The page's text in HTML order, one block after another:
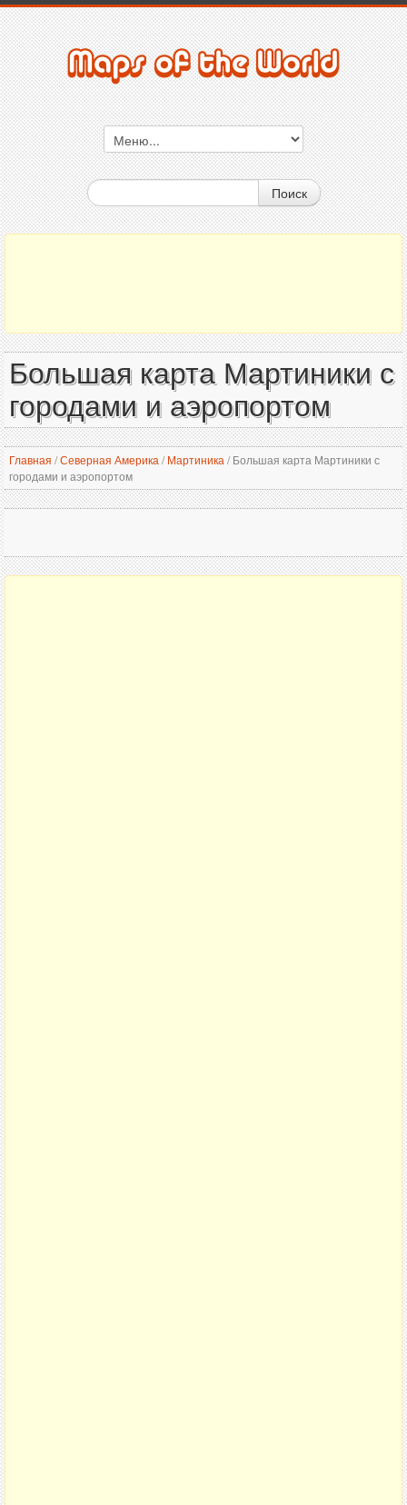
Поиск
Большая карта Мартиники с
городами и аэропортом
Главная /Северная Америка / Мартиника /Большая карта Мартиники с
городами и аэропортом